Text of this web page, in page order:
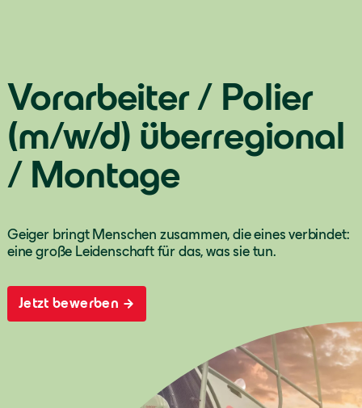
Vorarbeiter / Polier
(m/w/d) überregional
/ Montage
Geiger bringt Menschen zusammen, die eines verbindet:
eine große Leidenschaft für das, was sie tun.
Jetzt bewerben